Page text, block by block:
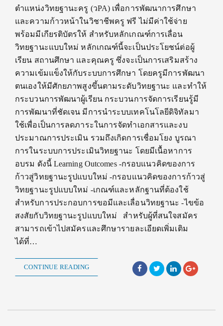
ตำแหน่งวิทยฐานะครู (วPA) เพื่อการพัฒนาการศึกษา
และความก้าวหน้าในวิชาชีพครู ฟรี ไม่มีค่าใช้จ่าย
พร้อมมีเกียรติบัตรให้ สำหรับหลักเกณฑ์การเลื่อน
วิทยฐานะแบบใหม่ หลักเกณฑ์นี้จะเป็นประโยชน์ต่อผู้
เรียน สถานศึกษา และคุณครู ซึ่งจะเป็นการเสริมสร้าง
ความเข้มแข็งให้กับระบบการศึกษา โดยครูมีการพัฒนา
ตนเองให้มีศักยภาพสูงขึ้นตามระดับวิทยฐานะ และทำให้
กระบวนการพัฒนาผู้เรียน กระบวนการจัดการเรียนรู้มี
การพัฒนาที่ชัดเจน มีการนำระบบเทคโนโลยีดิจิทัลมา
ใช้เพื่อเป็นการลดภาระในการจัดทำเอกสารและงบ
ประมาณการประเมิน รวมถึงเกิดการเชื่อมโยง บูรณา
การในระบบการประเมินวิทยฐานะ โดยมีเนื้อหาการ
อบรม ดังนี้ Learning Outcomes -กรอบแนวคิดของการ
ก้าวสู่วิทยฐานะรูปแบบใหม่ -กรอบแนวคิดของการก้าวสู่
วิทยฐานะรูปแบบใหม่ -เกณฑ์และหลักฐานที่ต้องใช้
สำหรับการประกอบการขอมีและเลื่อนวิทยฐานะ -ไขข้อ
สงสัยกับวิทยฐานะรูปแบบใหม่ สำหรับผู้ที่สนใจสมัคร
สามารถเข้าไปสมัครและศึกษารายละเอียดเพิ่มเติม
ได้ที่…
CONTINUE READING